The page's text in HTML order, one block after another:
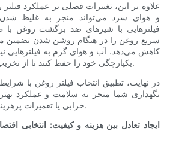
علاوه بر این، تغییرات فصلی بر عملکرد
و هوای سرد می‌تواند منجر به غلیظ
فیلترهایی با شیرهای ضد برگشت روغن
سریع روغن را در هنگام روشن شدن تضمین
کاهش می‌دهد. آب و هوای گرم به فیلترهایی
یکپارچگی خود را حفظ کنند تا از تخریب زودرس جلوگیری شود.
در نهایت، تطبیق انتخاب فیلتر روغن با
نگهداری شما منجر به سلامت و عملکرد
خرابی یا تعمیرات پرهزینه را به حداقل می‌رساند.
ایجاد تعادل بین هزینه و کیفیت: انتخابی